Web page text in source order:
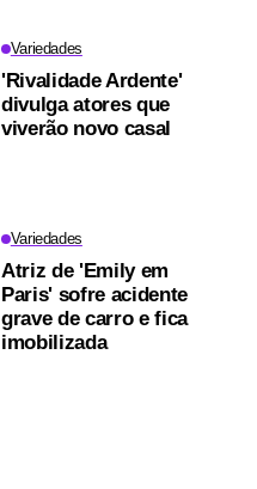
Variedades
'Rivalidade Ardente'
divulga atores que
viverão novo casal
Variedades
Atriz de 'Emily em
Paris' sofre acidente
grave de carro e fica
imobilizada